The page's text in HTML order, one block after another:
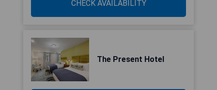
CHECK AVAILABILITY
The Present Hotel